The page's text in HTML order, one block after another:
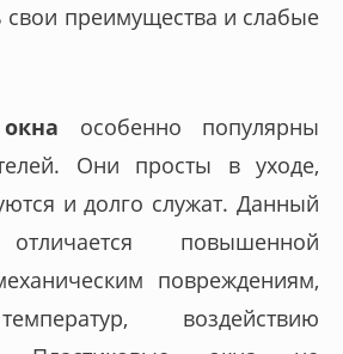
свои преимущества и слабые
особенно популярны
Они просты в уходе,
и долго служат. Данный
повышенной
повреждениям,
воздействию